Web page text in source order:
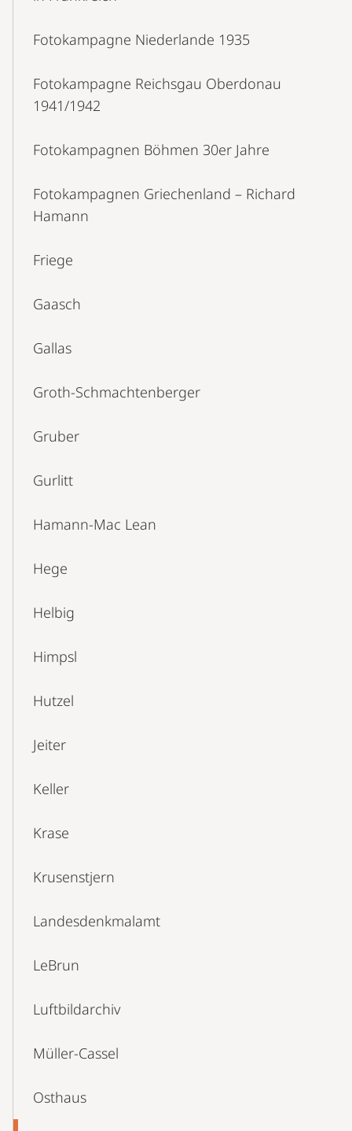
Fotokampagne Niederlande 1935
Fotokampagne Reichsgau Oberdonau
1941/1942
Fotokampagnen Böhmen 30er Jahre
Fotokampagnen Griechenland – Richard
Hamann
Friege
Gaasch
Gallas
Groth-Schmachtenberger
Gruber
Gurlitt
Hamann-Mac Lean
Hege
Helbig
Himpsl
Hutzel
Jeiter
Keller
Krase
Krusenstjern
Landesdenkmalamt
LeBrun
Luftbildarchiv
Müller-Cassel
Osthaus